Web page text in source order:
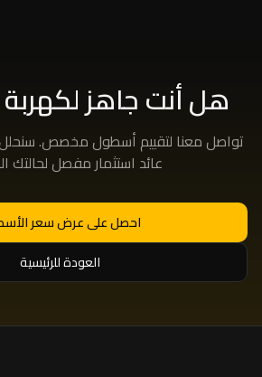
هل أنت جاهز
تواصل معنا لتقييم أسطول مخصص.
عائد استثمار مفصل لحالتك
احصل على عرض سعر
العودة للرئيسية